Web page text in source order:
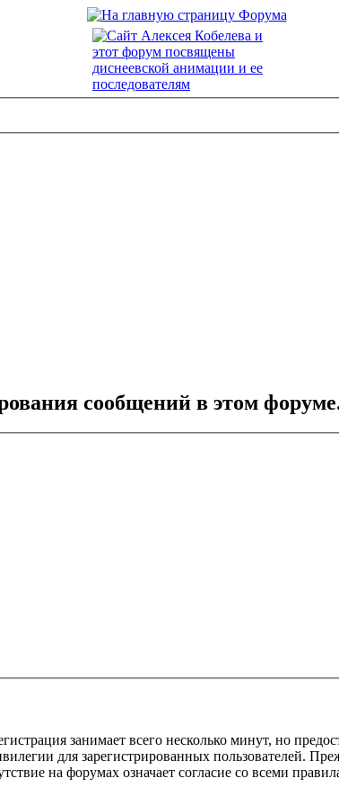
сообщений в этом
занимает всего несколько минут, но
для зарегистрированных пользователей.
на форумах означает согласие со всеми